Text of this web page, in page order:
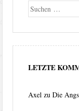
Suche
LETZTE
Axel zuDie